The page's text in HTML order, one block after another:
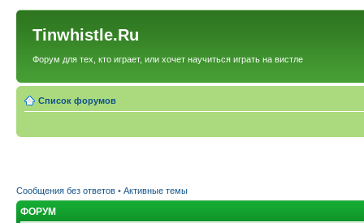
Tinwhistle.Ru
Форум для тех, кто играет, или хочет научиться играть на вистле
Список форумов
Сообщения без ответов • Активные темы
ФОРУМ